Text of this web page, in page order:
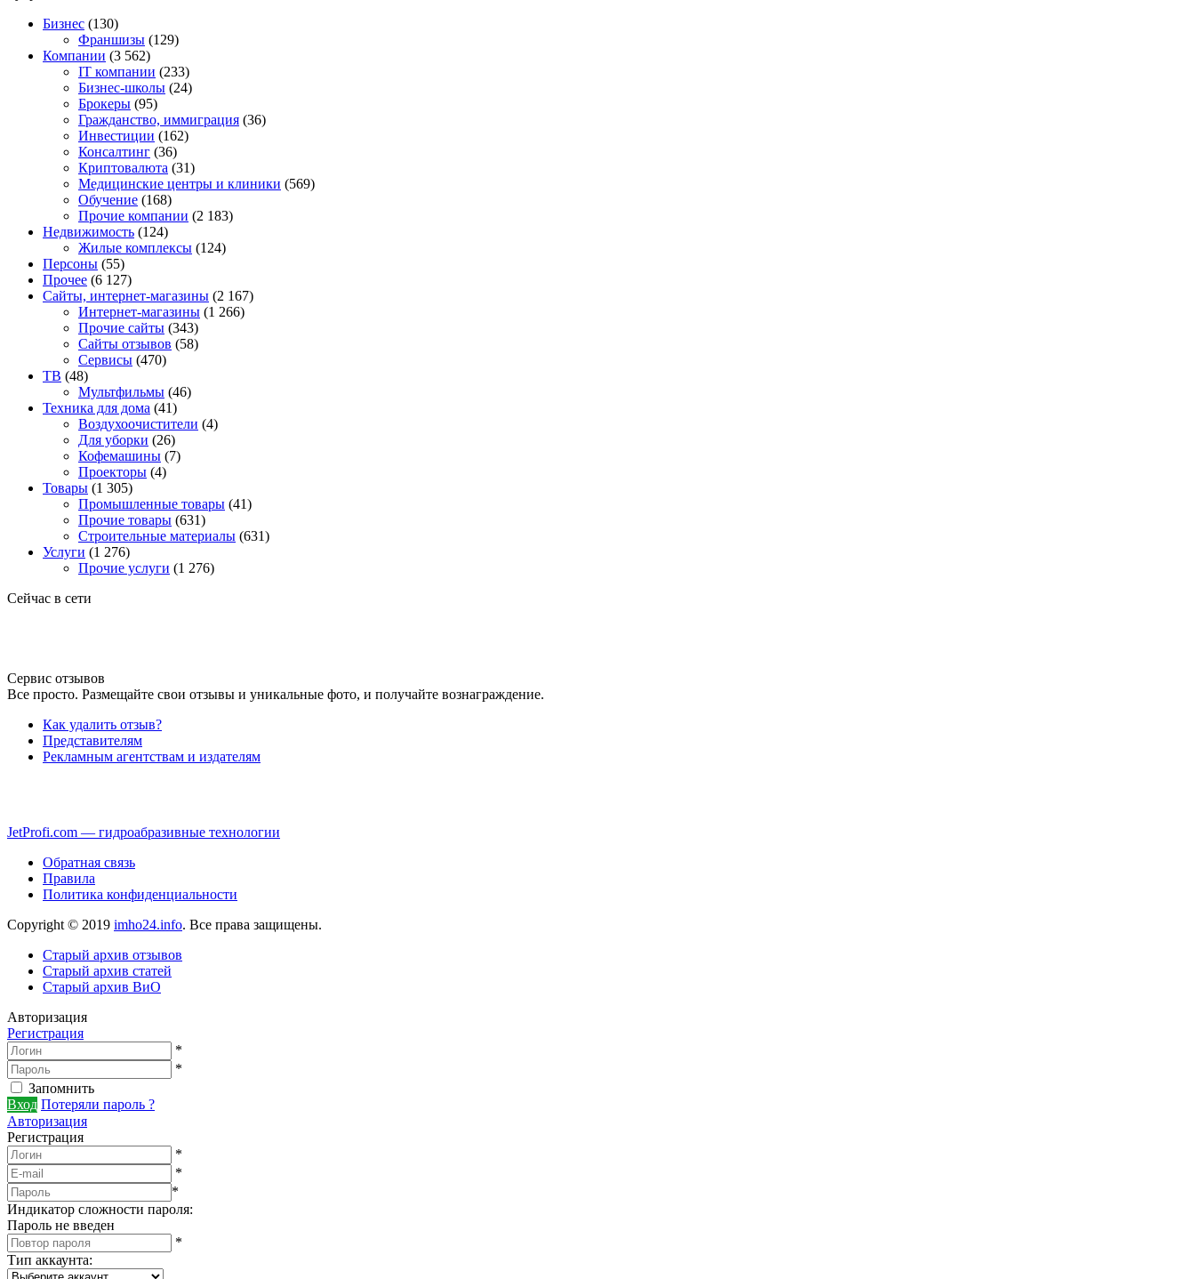
Бизнес (130)
Франшизы (129)
Компании (3 562)
IT компании (233)
Бизнес-школы (24)
Брокеры (95)
Гражданство, иммиграция (36)
Инвестиции (162)
Консалтинг (36)
Криптовалюта (31)
Медицинские центры и клиники (569)
Обучение (168)
Прочие компании (2 183)
Недвижимость (124)
Жилые комплексы (124)
Персоны (55)
Прочее (6 127)
Сайты, интернет-магазины (2 167)
Интернет-магазины (1 266)
Прочие сайты (343)
Сайты отзывов (58)
Сервисы (470)
ТВ (48)
Мультфильмы (46)
Техника для дома (41)
Воздухоочистители (4)
Для уборки (26)
Кофемашины (7)
Проекторы (4)
Товары (1 305)
Промышленные товары (41)
Прочие товары (631)
Строительные материалы (631)
Услуги (1 276)
Прочие услуги (1 276)
Сейчас в сети
Сервис отзывов
Все просто. Размещайте свои отзывы и уникальные фото, и получайте вознаграждение.
Как удалить отзыв?
Представителям
Рекламным агентствам и издателям
JetProfi.com — гидроабразивные технологии
Обратная связь
Правила
Политика конфиденциальности
Copyright © 2019 imho24.info. Все права защищены.
Старый архив отзывов
Старый архив статей
Старый архив ВиО
Авторизация
Регистрация
*
*
Запомнить
Вход Потеряли пароль ?
Авторизация
Регистрация
*
*
*
Индикатор сложности пароля:
Пароль не введен
*
Тип аккаунта: